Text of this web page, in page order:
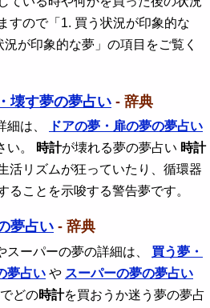
すので「1. 買う状況が印象的な
が印象的な夢」の項目をご覧く
壊す夢の夢占い - 辞典
細は、
ドアの夢・扉の夢の夢占い
い。
時計が壊れる夢の夢占い 時計
活リズムが狂っていたり、循環器
ることを示唆する警告夢です。
夢占い - 辞典
スーパーの夢の詳細は、 買う夢・
夢占い や スーパーの夢の夢占い
どの時計を買おうか迷う夢の夢占